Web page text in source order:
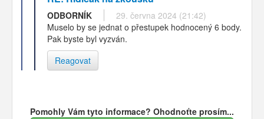
ODBORNÍK
29. června 2024 (21:42)
Muselo by se jednat o přestupek hodnocený 6 body.
Pak byste byl vyzván.
Reagovat
Pomohly Vám tyto informace? Ohodnoťte prosím...